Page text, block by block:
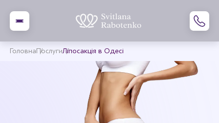
ГоловнаПослугиЛіпосакція в Одесі